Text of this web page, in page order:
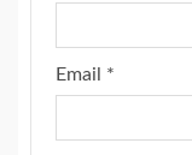
Email *